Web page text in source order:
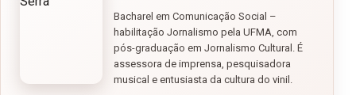
Bacharel em Comunicação Social –
habilitação Jornalismo pela UFMA, com
pós-graduação em Jornalismo Cultural. É
assessora de imprensa, pesquisadora
musical e entusiasta da cultura do vinil.